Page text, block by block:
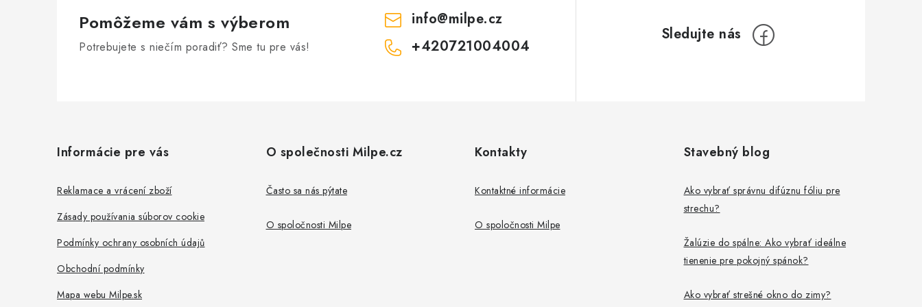
ý
Pomôžeme vám s výberom
Potrebujete s niečím poradiť? Sme tu pre vás!
info@milpe.cz
+420721004004
Informácie pre vás
Reklamace a vrácení zboží
Zásady používania súborov cookie
Podmínky ochrany osobních údajů
Obchodní podmínky
Mapa webu Milpe.sk
O společnosti Milpe.cz
Často sa nás pýtate
O spoločnosti Milpe
Kontakty
Kontaktné informácie
O spoločnosti Milpe
Stavebný blog
Ako vybrať správnu difúznu fóliu pre
strechu?
Žalúzie do spálne: Ako vybrať ideálne
tienenie pre pokojný spánok?
Ako vybrať strešné okno do zimy?